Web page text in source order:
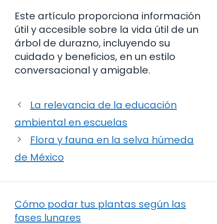
Este artículo proporciona información
útil y accesible sobre la vida útil de un
árbol de durazno, incluyendo su
cuidado y beneficios, en un estilo
conversacional y amigable.
La relevancia de la educación
ambiental en escuelas
Flora y fauna en la selva húmeda
de México
Cómo podar tus plantas según las
fases lunares